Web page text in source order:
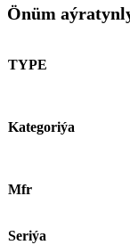
Önüm
TYPE
Kategoriýa
Mfr
Seriýa